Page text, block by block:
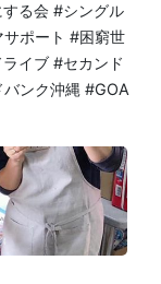
する会 #シングル
ポート #困窮世
イブ #セカンド
ンク沖縄 #GOA